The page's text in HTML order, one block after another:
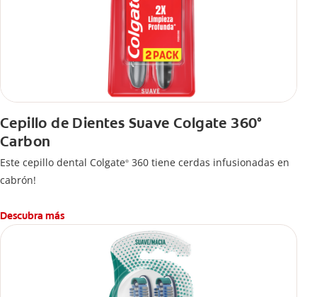
Cepillo de Dientes Suave Colgate 360°
Carbon
Este cepillo dental Colgate® 360 tiene cerdas infusionadas en
cabrón!
Descubra más